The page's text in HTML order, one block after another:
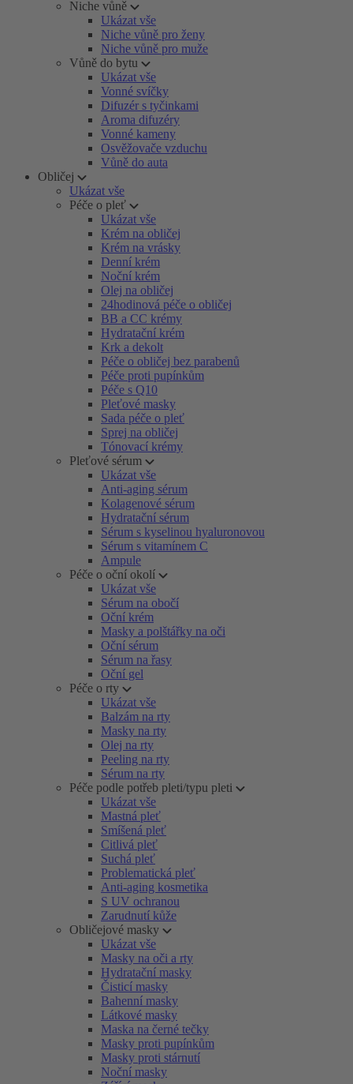
Niche vůně
Ukázat vše
Niche vůně pro ženy
Niche vůně pro muže
Vůně do bytu
Ukázat vše
Vonné svíčky
Difuzér s tyčinkami
Aroma difuzéry
Vonné kameny
Osvěžovače vzduchu
Vůně do auta
Obličej
Ukázat vše
Péče o pleť
Ukázat vše
Krém na obličej
Krém na vrásky
Denní krém
Noční krém
Olej na obličej
24hodinová péče o obličej
BB a CC krémy
Hydratační krém
Krk a dekolt
Péče o obličej bez parabenů
Péče proti pupínkům
Péče s Q10
Pleťové masky
Sada péče o pleť
Sprej na obličej
Tónovací krémy
Pleťové sérum
Ukázat vše
Anti-aging sérum
Kolagenové sérum
Hydratační sérum
Sérum s kyselinou hyaluronovou
Sérum s vitamínem C
Ampule
Péče o oční okolí
Ukázat vše
Sérum na obočí
Oční krém
Masky a polštářky na oči
Oční sérum
Sérum na řasy
Oční gel
Péče o rty
Ukázat vše
Balzám na rty
Masky na rty
Olej na rty
Peeling na rty
Sérum na rty
Péče podle potřeb pleti/typu pleti
Ukázat vše
Mastná pleť
Smíšená pleť
Citlivá pleť
Suchá pleť
Problematická pleť
Anti-aging kosmetika
S UV ochranou
Zarudnutí kůže
Obličejové masky
Ukázat vše
Masky na oči a rty
Hydratační masky
Čisticí masky
Bahenní masky
Látkové masky
Maska na černé tečky
Masky proti pupínkům
Masky proti stárnutí
Noční masky